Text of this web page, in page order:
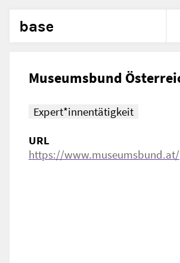
base
Museumsbund
Expert*innentätigkeit
URL
https://www.museumsbund.at/